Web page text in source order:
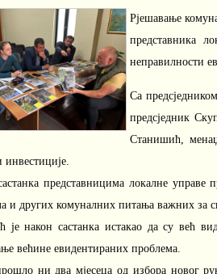
Рјешавање
представника
неправилности
Са
предсједник
Станишић,
инвестиције.
представницима локалне управе
и других комуналних питања важних за
је након састанка истакао да су већ
већине евидентираних проблема.
ни два мјесеца од избора новог